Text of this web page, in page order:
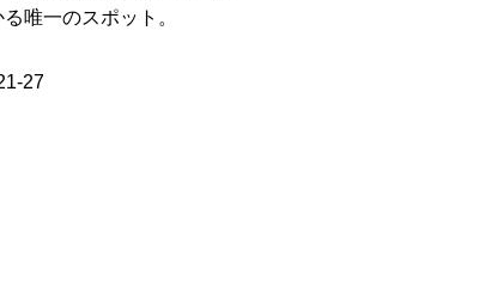
唯一のスポット。
27